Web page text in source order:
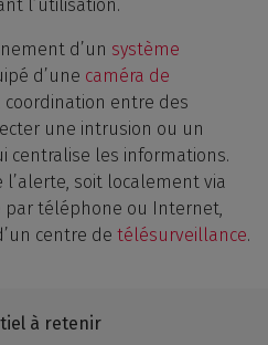
l’utilisation.
d’un système
d’une caméra de
coordination entre des
une intrusion ou un
centralise les informations.
soit localement via
par téléphone ou Internet,
centre de télésurveillance.
à retenir